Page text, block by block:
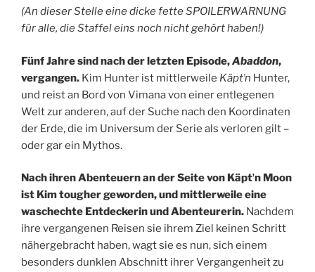
(An dieser Stelle eine dicke fette SPOILERWARNUNG
für alle, die Staffel eins noch nicht gehört haben!)
Fünf Jahre sind nach der letzten Episode,Abaddon,
vergangen. Kim Hunter ist mittlerweile Käptʼn Hunter,
und reist an Bord von Vimana von einer entlegenen
Welt zur anderen, auf der Suche nach den Koordinaten
der Erde, die im Universum der Serie als verloren gilt –
oder gar ein Mythos.
Nach ihren Abenteuern an der Seite von Käptʼn Moon
ist Kim tougher geworden, und mittlerweile eine
waschechte Entdeckerin und Abenteurerin. Nachdem
ihre vergangenen Reisen sie ihrem Ziel keinen Schritt
nähergebracht haben, wagt sie es nun, sich einem
besonders dunklen Abschnitt ihrer Vergangenheit zu